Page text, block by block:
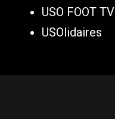
USO FOOT TV
USOlidaires